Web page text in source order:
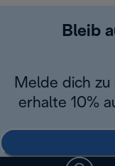
Bleib
Melde dich
erhalte 10%